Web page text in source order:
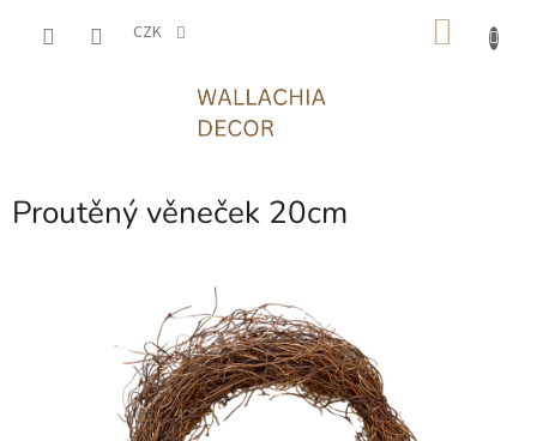
CZK
Proutěný věneček 20cm